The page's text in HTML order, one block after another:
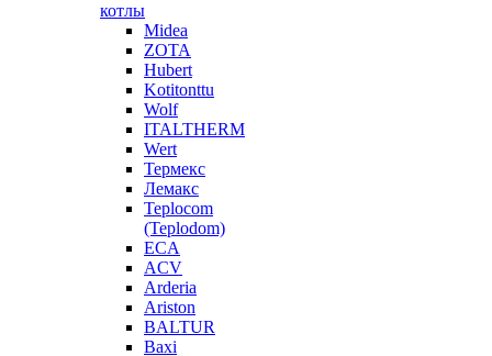
котлы
Midea
ZOTA
Hubert
Kotitonttu
Wolf
ITALTHERM
Wert
Термекс
Лемакс
Teplocom
(Teplodom)
ECA
ACV
Arderia
Ariston
BALTUR
Baxi